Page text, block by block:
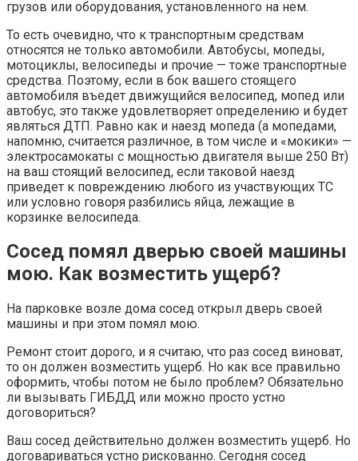
грузов или оборудования, установленного на нем.
То есть очевидно, что к транспортным средствам
относятся не только автомобили. Автобусы, мопеды,
мотоциклы, велосипеды и прочие — тоже транспортные
средства. Поэтому, если в бок вашего стоящего
автомобиля въедет движущийся велосипед, мопед или
автобус, это также удовлетворяет определению и будет
являться ДТП. Равно как и наезд мопеда (а мопедами,
напомню, считается различное, в том числе и «мокики» —
электросамокаты с мощностью двигателя выше 250 Вт)
на ваш стоящий велосипед, если таковой наезд
приведет к повреждению любого из участвующих ТС
или условно говоря разбились яйца, лежащие в
корзинке велосипеда.
Сосед помял дверью своей машины
мою. Как возместить ущерб?
На парковке возле дома сосед открыл дверь своей
машины и при этом помял мою.
Ремонт стоит дорого, и я считаю, что раз сосед виноват,
то он должен возместить ущерб. Но как все правильно
оформить, чтобы потом не было проблем? Обязательно
ли вызывать ГИБДД или можно просто устно
договориться?
Ваш сосед действительно должен возместить ущерб. Но
договариваться устно рискованно. Сегодня сосед